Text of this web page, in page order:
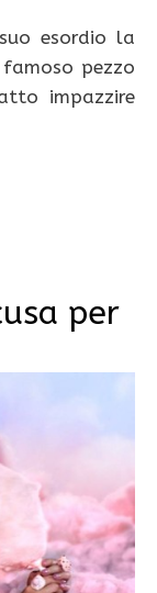
esordio la
pezzo
impazzire
per